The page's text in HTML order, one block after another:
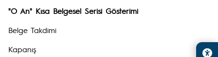
"O An" Kısa Belgesel Serisi Gösterimi
Belge Takdimi
Kapanış